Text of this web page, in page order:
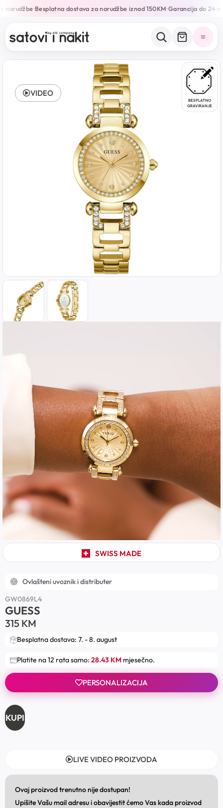
•Besplatna dostava za narudžbe iznad 150KM•Garancija do 24
BESPLATNO
GRAVIRANJE
SWISS MADE
VIDEO
Ovlašteni uvoznik i distributer
GW0869L4
GUESS
315 KM
Besplatna dostava: 7. - 8. august
Platite na 12 rata samo: 28.43 KM mjesečno.
PERSONALIZACIJA
KUPI
LIVE VIDEO PROIZVODA
Ovaj proizvod trenutno nije dostupan!
Upišite Vašu mail adresu i obavijestit ćemo Vas kada proizvod